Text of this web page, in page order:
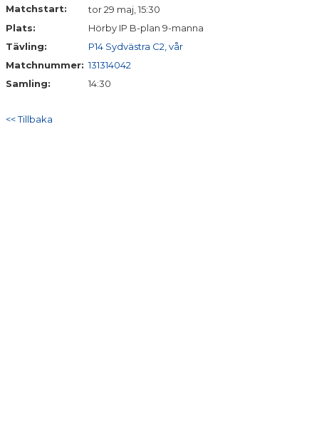
Matchstart:
tor 29 maj, 15:30
Plats:
Hörby IP B-plan 9-manna
Tävling:
P14 Sydvästra C2, vår
Matchnummer: 131314042
Samling:
14:30
<< Tillbaka